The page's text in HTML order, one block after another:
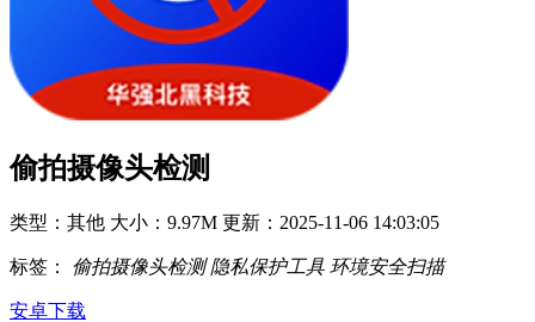
偷拍摄像头检测
类型：其他 大小：9.97M 更新：2025-11-06 14:03:05
标签： 偷拍摄像头检测 隐私保护工具 环境安全扫描
安卓下载